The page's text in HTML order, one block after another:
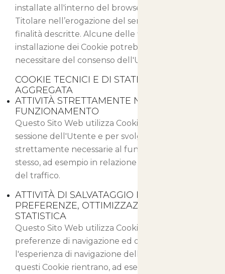
installate all'interno del browser che assistono il
Titolare nell’erogazione del servizio in base alle
finalità descritte. Alcune delle finalità di
installazione dei Cookie potrebbero, inoltre,
necessitare del consenso dell'Utente.
COOKIE TECNICI E DI STATISTICA
AGGREGATA
ATTIVITÀ STRETTAMENTE NECESSARIE AL
FUNZIONAMENTO
Questo Sito Web utilizza Cookie per salvare la
sessione dell'Utente e per svolgere altre attività
strettamente necessarie al funzionamento dello
stesso, ad esempio in relazione alla distribuzione
del traffico.
ATTIVITÀ DI SALVATAGGIO DELLE
PREFERENZE, OTTIMIZZAZIONE E
STATISTICA
Questo Sito Web utilizza Cookie per salvare le
preferenze di navigazione ed ottimizzare
l'esperienza di navigazione dell'Utente. Fra
questi Cookie rientrano, ad esempio, quelli per